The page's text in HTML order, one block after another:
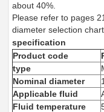
about 40%.
Please refer to pages
diameter selection chart.
specification
Product code
type
Nominal diameter
Applicable fluid
Fluid temperature